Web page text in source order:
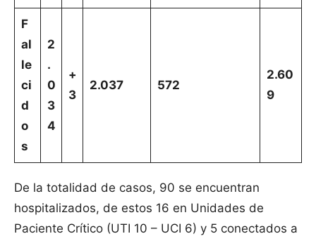
F
al
le
ci
d
o
s
2
.
0
3
4
+
3
2.037 572
2.60
9
De la totalidad de casos, 90 se encuentran
hospitalizados, de estos 16 en Unidades de
Paciente Crítico (UTI 10 – UCI 6) y 5 conectados a